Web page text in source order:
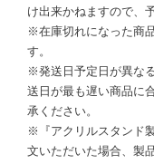
け出来かねますので、
※在庫切れになった商
す。
※発送日予定日が異な
送日が最も遅い商品に
承ください。
※『アクリルスタンド
文いただいた場合、製